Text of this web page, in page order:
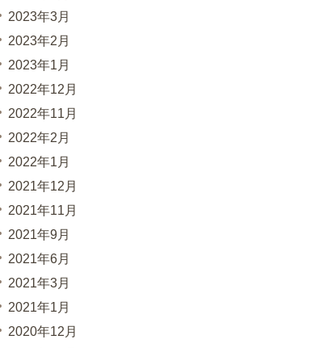
2023年3月
2023年2月
2023年1月
2022年12月
2022年11月
2022年2月
2022年1月
2021年12月
2021年11月
2021年9月
2021年6月
2021年3月
2021年1月
2020年12月